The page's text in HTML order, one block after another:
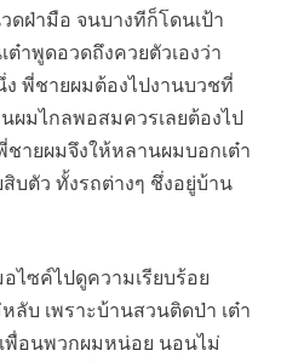
วดฝ่ามือ จนบางทีก็โดนเป้า
ต๋าพูดอวดถึงควยตัวเองว่า
พี่ชายผมต้องไปงานบวชที่
ผมไกลพอสมควรเลยต้องไป
ายผมจึงให้หลานผมบอกเต๋า
บตัว ทั้งรถต่างๆ ชึ่งอยู่บ้าน
ไซค์ไปดูความเรียบร้อย
ลับ เพราะบ้านสวนติดป่า เต๋า
พื่อนพวกผมหน่อย นอนไม่